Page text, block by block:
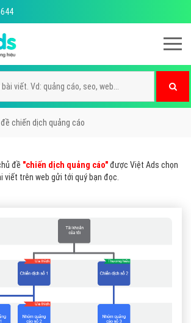
chiến dịch quảng cáo
đề "chiến dịch quảng cáo"được Việt Ads chọn
viết trên web gửi tới quý bạn đọc.